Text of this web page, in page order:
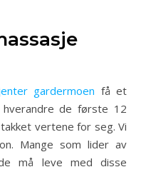
gardermoen få et
hverandre de første 12
vertene for seg. Vi
Mange som lider av
må leve med disse